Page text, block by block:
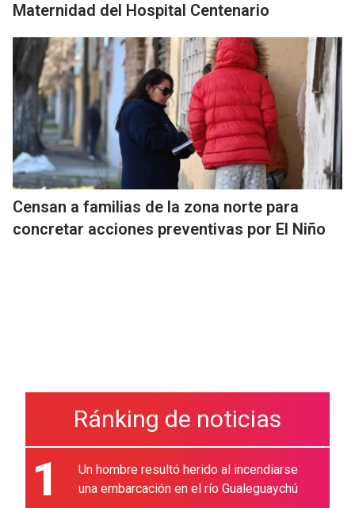
Maternidad del Hospital Centenario
Censan a familias de la zona norte para
concretar acciones preventivas por El Niño
Ránking de noticias
1
Un hombre resultó herido al incendiarse
una embarcación en el río Gualeguaychú